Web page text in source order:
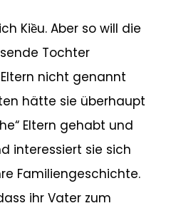
Kiều. Aber so will die
Tochter
nicht genannt
hätte sie überhaupt
Eltern gehabt und
interessiert sie sich
Familiengeschichte.
ihr Vater zum